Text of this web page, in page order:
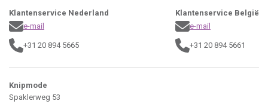
Klantenservice Nederland
e-mail
+31 20 894 5665
Klantenservice België
e-mail
+31 20 894 5661
Knipmode
Spaklerweg 53